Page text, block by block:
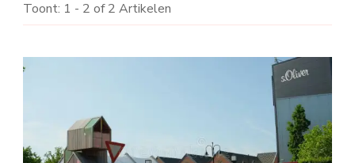
Toont: 1 - 2 of 2 Artikelen